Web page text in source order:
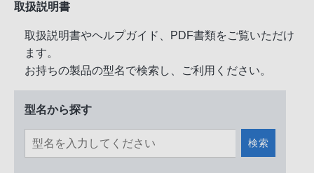
取扱説明書
取扱説明書やヘルプガイド、PDF書類をご覧いただけ
ます。
お持ちの製品の型名で検索し、ご利用ください。
型名から探す
検索